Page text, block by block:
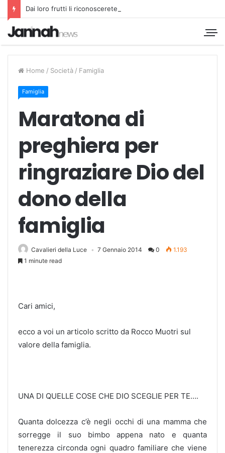
Dai loro frutti li riconoscerete
Home / Società / Famiglia
Famiglia
Maratona di
preghiera per
ringraziare Dio del
dono della
famiglia
Cavalieri della Luce 7 Gennaio 2014 0
1.193
1 minute read
Cari amici,
ecco a voi un articolo scritto da Rocco Muotri sul
valore della famiglia.
UNA DI QUELLE COSE CHE DIO SCEGLIE PER TE….
Quanta dolcezza c’è negli occhi di una mamma che
sorregge il suo bimbo appena nato e quanta
tenerezza circonda ogni quadro familiare che viene